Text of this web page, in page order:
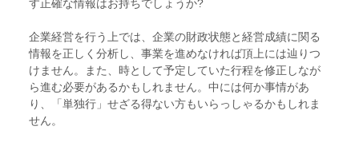
す正確な情報はお持ちでしょうか?
企業経営を行う上では、企業の財政状態と経営成績に関る
情報を正しく分析し、事業を進めなければ頂上には辿りつ
けません。また、時として予定していた行程を修正しなが
ら進む必要があるかもしれません。中には何か事情があ
り、「単独行」せざる得ない方もいらっしゃるかもしれま
せん。